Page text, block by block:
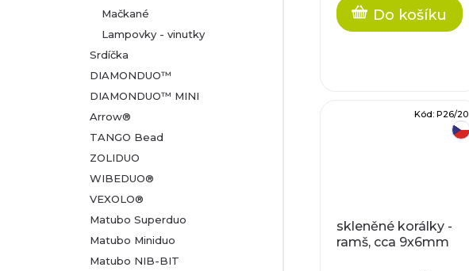
Mačkané
Lampovky - vinutky
Srdíčka
DIAMONDUO™
DIAMONDUO™ MINI
Arrow®
TANGO Bead
ZOLIDUO
WIBEDUO®
VEXOLO®
Matubo Superduo
Matubo Miniduo
Matubo NIB-BIT
Do košíku
skleněné korálky -
ramš, cca 9x6mm
Kód: P26/20